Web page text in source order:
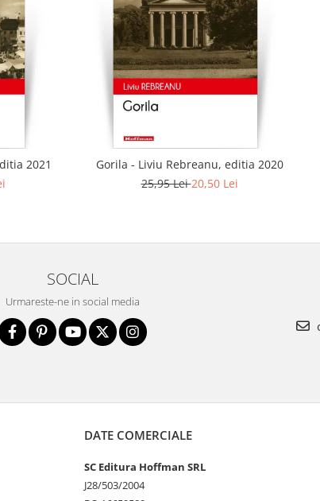
2021
Gorila - Liviu Rebreanu, editia 2020
25,95 Lei20,50 Lei
SOCIAL
Urmareste-ne in social media
DATE COMERCIALE
SC Editura Hoffman SRL
J28/503/2004